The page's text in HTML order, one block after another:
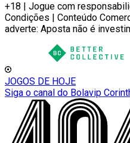
+18 | Jogue com
Condições | Conteúdo
adverte: Aposta não é
JOGOS DE HOJE
Siga o canal do Bolavip